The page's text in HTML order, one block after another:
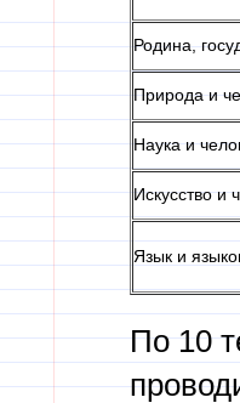
Родина,
Природа и
Наука и
Искусство и
Язык и
По 10